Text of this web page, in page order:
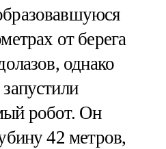
от берега
однако
робот. Он
42 метров,